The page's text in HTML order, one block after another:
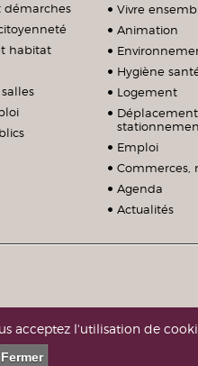
démarches
habitat
Vivre
Animation
Hygiène
Logement
Emploi
Commerces,
Agenda
Actualités
acceptez l'utilisation de